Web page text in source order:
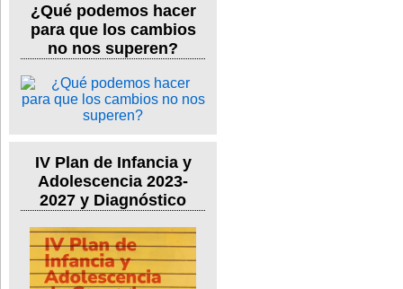
¿Qué podemos hacer
para que los cambios
no nos superen?
IV Plan de Infancia y
Adolescencia 2023-
2027 y Diagnóstico